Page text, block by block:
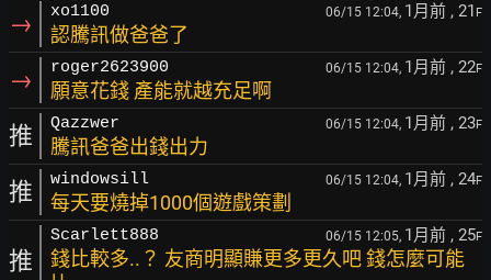
→ xo1100 06/15 12:04, 1月前 , 21 F
認騰訊做爸爸了
→ roger2623900 06/15 12:04, 1月前 , 22F
願意花錢 產能就越充足啊
推 Qazzwer 06/15 12:04, 1月前 , 23F
騰訊爸爸出錢出力
推 windowsill 06/15 12:04, 1月前 , 24F
每天要燒掉1000個遊戲策劃
推
Scarlett888 06/15 12:05, 1月前 , 25F
錢比較多..？ 友商明顯賺更多更久吧 錢怎麼可能